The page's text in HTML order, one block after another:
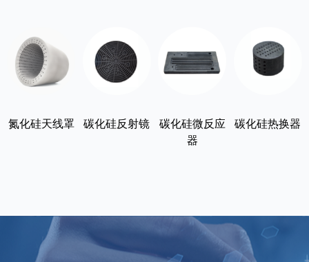
氮化硅天线罩 碳化硅反射镜
碳化硅微反应
器
碳化硅热换器